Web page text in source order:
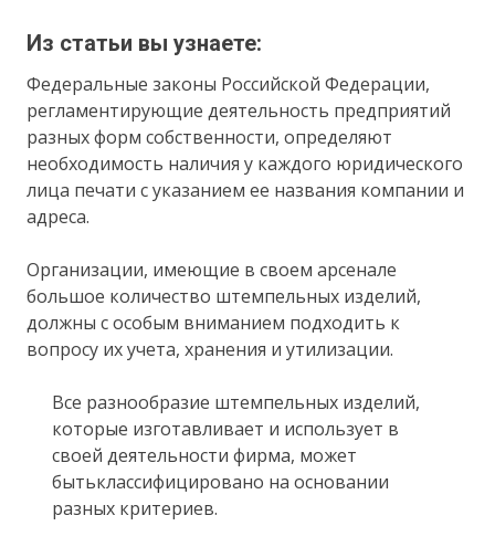
Из статьи вы узнаете:
Федеральные законы Российской Федерации,
регламентирующие деятельность предприятий
разных форм собственности, определяют
необходимость наличия у каждого юридического
лица печати с указанием ее названия компании и
адреса.
Организации, имеющие в своем арсенале
большое количество штемпельных изделий,
должны с особым вниманием подходить к
вопросу их учета, хранения и утилизации.
Все разнообразие штемпельных изделий,
которые изготавливает и использует в
своей деятельности фирма, может
бытьклассифицировано на основании
разных критериев.